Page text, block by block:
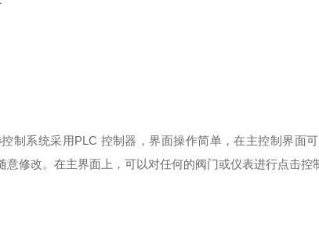
控制系统采用PLC 控制器，界面操作简单，在主控制界面
修改。在主界面上，可以对任何的阀门或仪表进行点击控